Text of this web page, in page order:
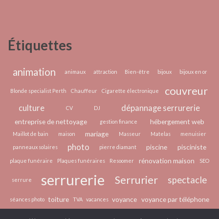
Étiquettes
animation animaux attraction Bien-être bijoux bijoux en or
Blonde specialist Perth Chauffeur Cigarette électronique couvreur
culture CV DJ dépannage serrurerie
entreprise de nettoyage gestion finance hébergement web
Maillot de bain maison mariage Masseur Matelas menuisier
panneaux solaires photo pierre diamant piscine pisciniste
plaque funéraire Plaques funéraires Resoomer rénovation maison SEO
serrure serrurerie Serrurier spectacle
séances photo toiture TVA vacances voyance voyance par téléphone
épilation laser